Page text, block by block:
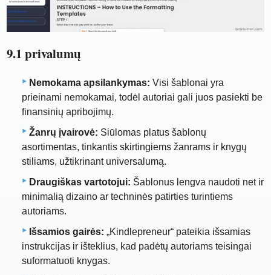
9.1 privalumų
Nemokama apsilankymas: Visi šablonai yra
prieinami nemokamai, todėl autoriai gali juos pasiekti be
finansinių apribojimų.
Žanrų įvairovė: Siūlomas platus šablonų
asortimentas, tinkantis skirtingiems žanrams ir knygų
stiliams, užtikrinant universalumą.
Draugiškas vartotojui: Šablonus lengva naudoti net ir
minimalią dizaino ar techninės patirties turintiems
autoriams.
Išsamios gairės: „Kindlepreneur“ pateikia išsamias
instrukcijas ir išteklius, kad padėtų autoriams teisingai
suformatuoti knygas.